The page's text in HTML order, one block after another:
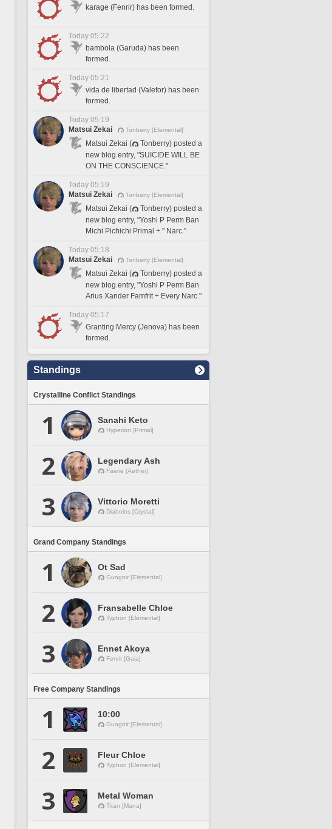
karage (Fenrir) has been formed.
Today 05:22
bambola (Garuda) has been
formed.
Today 05:21
vida de libertad (Valefor) has been
formed.
Today 05:19
Matsui Zekai
Tonberry [Elemental]
Matsui Zekai (
Tonberry) posted a
new blog entry, "SUICIDE WILL BE
ON THE CONSCIENCE."
Today 05:19
Matsui Zekai
Tonberry [Elemental]
Matsui Zekai (
Tonberry) posted a
new blog entry, "Yoshi P Perm Ban
Michi Pichichi Primal + " Narc."
Today 05:18
Matsui Zekai
Tonberry [Elemental]
Matsui Zekai (
Tonberry) posted a
new blog entry, "Yoshi P Perm Ban
Arius Xander Famfrit + Every Narc."
Today 05:17
Granting Mercy (Jenova) has been
formed.
Standings
Crystalline Conflict Standings
1 Sanahi Keto
Hyperion [Primal]
2 Legendary Ash
Faerie [Aether]
3 Vittorio Moretti
Diabolos [Crystal]
Grand Company Standings
1 Ot Sad
Gungnir [Elemental]
2 Fransabelle Chloe
Typhon [Elemental]
3 Ennet Akoya
Fenrir [Gaia]
Free Company Standings
1 10:00
Gungnir [Elemental]
2 Fleur Chloe
Typhon [Elemental]
3 Metal Woman
Titan [Mana]